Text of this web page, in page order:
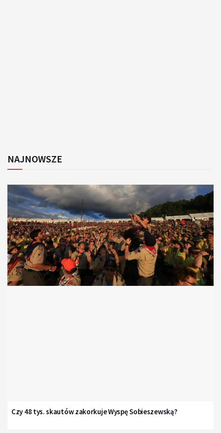
NAJNOWSZE
Czy 48 tys. skautów zakorkuje Wyspę Sobieszewską?